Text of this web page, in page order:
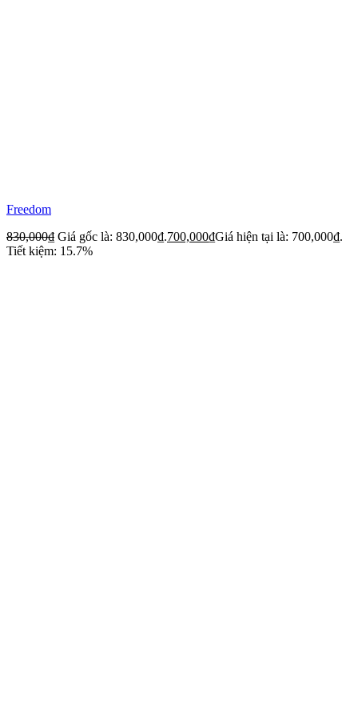
Freedom
830,000₫ Giá gốc là: 830,000₫.700,000₫Giá hiện tại là: 700,000₫.
Tiết kiệm: 15.7%